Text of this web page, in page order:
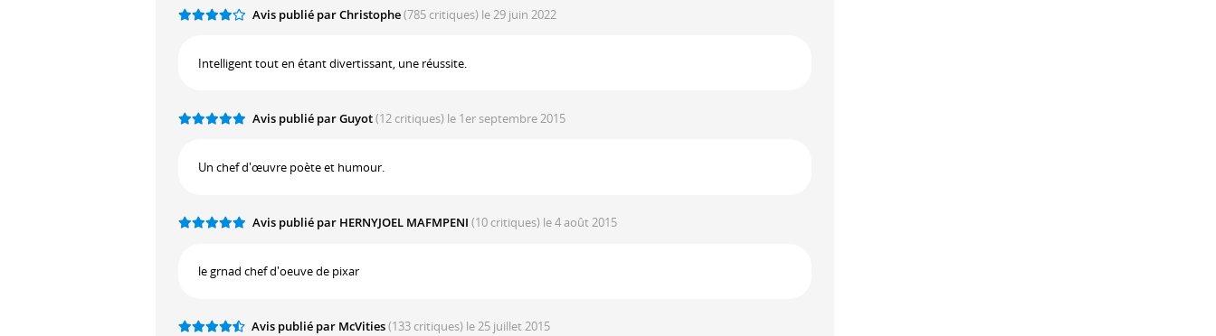
Avis publié par Christophe(785 critiques) le 29 juin 2022
Intelligent tout en étant divertissant, une réussite.
Avis publié par Guyot(12 critiques) le 1er septembre 2015
Un chef d'œuvre poète et humour.
Avis publié par HERNYJOEL MAFMPENI (10 critiques) le 4 août 2015
le grnad chef d'oeuve de pixar
Avis publié par McVities(133 critiques) le 25 juillet 2015